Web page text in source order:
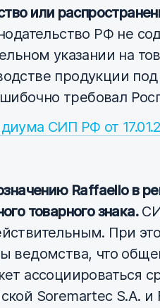
или
РФ не
указании на
продукции
требовал
СИП РФ от
Raffaello в
товарного знака.
При
ведомства, что
ассоциироваться
Soremartec S.A. и